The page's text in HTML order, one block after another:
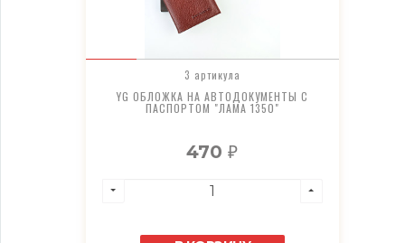
3 артикула
YG ОБЛОЖКА НА АВТОДОКУМЕНТЫ С
ПАСПОРТОМ "ЛАМА 1350"
470₽